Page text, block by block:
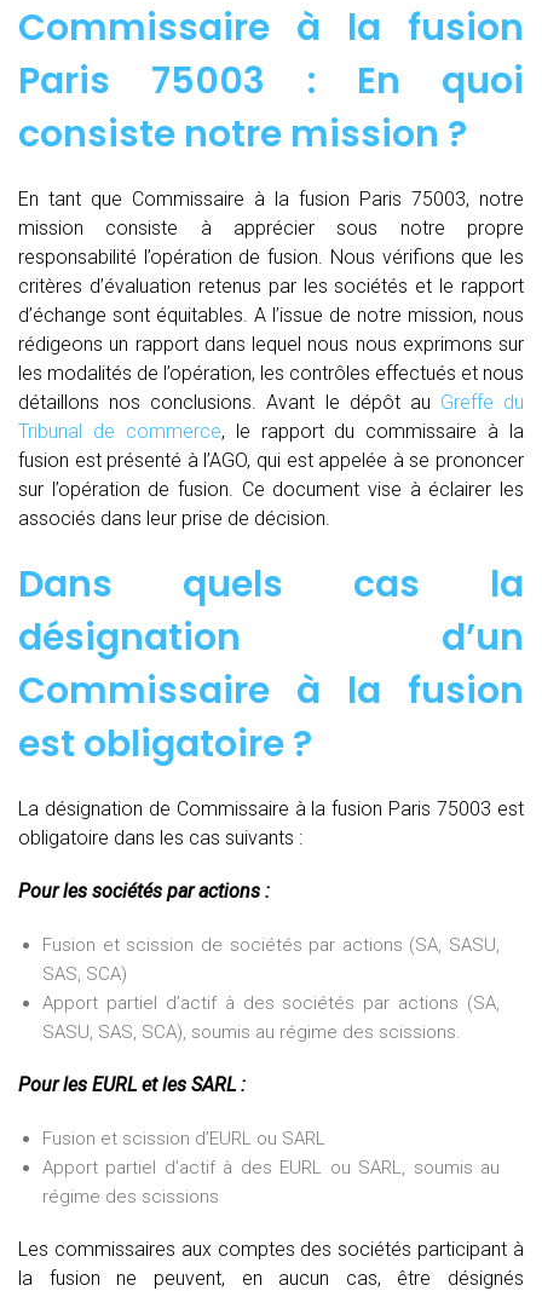
Commissaire à la fusion
Paris 75003 : En quoi
consiste notre mission ?
En tant que Commissaire à la fusion Paris 75003, notre
mission consiste à apprécier sous notre propre
responsabilité l’opération de fusion. Nous vérifions que les
critères d’évaluation retenus par les sociétés et le rapport
d’échange sont équitables. A l’issue de notre mission, nous
rédigeons un rapport dans lequel nous nous exprimons sur
les modalités de l’opération, les contrôles effectués et nous
détaillons nos conclusions. Avant le dépôt au Greffe du
Tribunal de commerce, le rapport du commissaire à la
fusion est présenté à l’AGO, qui est appelée à se prononcer
sur l’opération de fusion. Ce document vise à éclairer les
associés dans leur prise de décision.
Dans quels cas la
désignation d’un
Commissaire à la fusion
est obligatoire ?
La désignation de Commissaire à la fusion Paris 75003 est
obligatoire dans les cas suivants :
Pour les sociétés par actions :
Fusion et scission de sociétés par actions (SA, SASU,
SAS, SCA)
Apport partiel d’actif à des sociétés par actions (SA,
SASU, SAS, SCA), soumis au régime des scissions.
Pour les EURL et les SARL :
Fusion et scission d’EURL ou SARL
Apport partiel d’actif à des EURL ou SARL, soumis au
régime des scissions
Les commissaires aux comptes des sociétés participant à
la fusion ne peuvent, en aucun cas, être désignés